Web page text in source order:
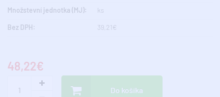
Množstevní jednotka (MJ): ks
Bez DPH: 39,21€
48,22€
Do košíka